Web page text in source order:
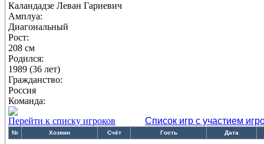
Каландадзе Леван Гариевич
Амплуа:
Диагональный
Рост:
208 см
Родился:
1989 (36 лет)
Гражданство:
Россия
Команда:
Перейти к списку игроков
Список игр с участием
№ Хозяин Счёт Гость Дата